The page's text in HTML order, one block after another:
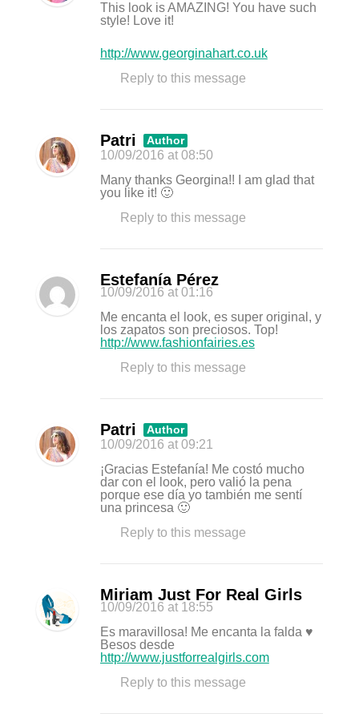
This look is AMAZING! You have such
style! Love it!
http://www.georginahart.co.uk
Reply to this message
Patri Author
10/09/2016 at 08:50
Many thanks Georgina!! I am glad that
you like it! 🙂
Reply to this message
Estefanía Pérez
10/09/2016 at 01:16
Me encanta el look, es super original, y
los zapatos son preciosos. Top!
http://www.fashionfairies.es
Reply to this message
Patri Author
10/09/2016 at 09:21
¡Gracias Estefanía! Me costó mucho
dar con el look, pero valió la pena
porque ese día yo también me sentí
una princesa 🙂
Reply to this message
Miriam Just For Real Girls
10/09/2016 at 18:55
Es maravillosa! Me encanta la falda ♥
Besos desde
http://www.justforrealgirls.com
Reply to this message